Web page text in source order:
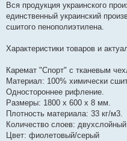
Вся продукция украинского
единственный украинский
сшитого пенополиэтилена.
Характеристики товаров и
Каремат "Спорт" с тканевым
Материал: 100% химически
Одностороннее рифление.
Размеры: 1800 х 600 х 8 мм.
Плотность материала: 33 кг/м3.
Количество слоев:
Цвет: фиолетовый/серый